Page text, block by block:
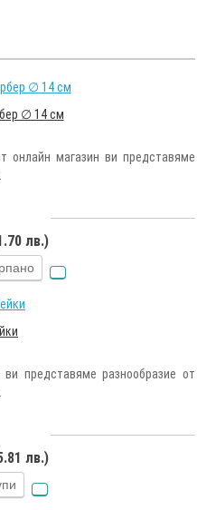
∅ 14 см
магазин ви представяме
лв.)
представяме разнообразие от
лв.)